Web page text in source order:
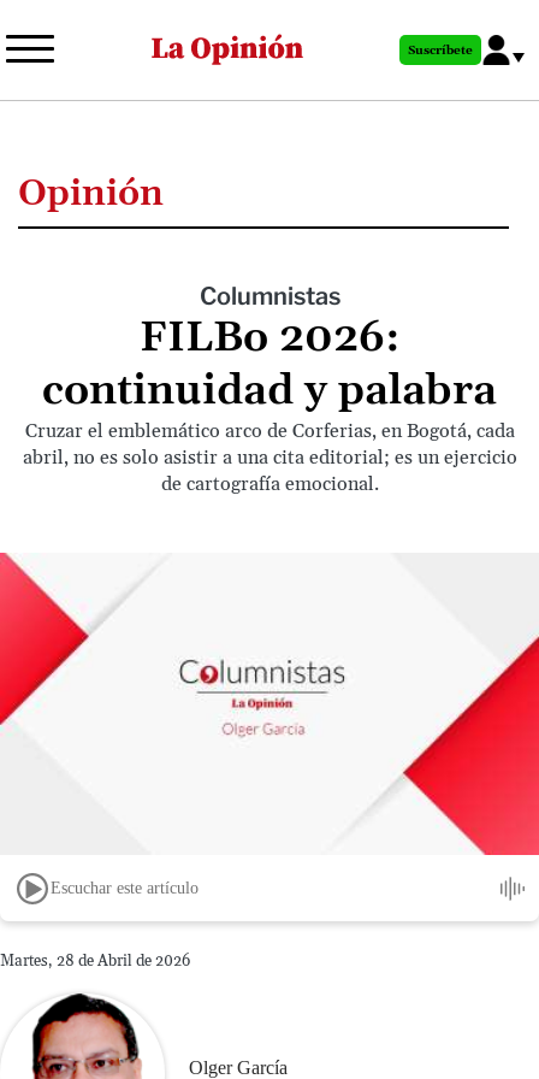
al
principal
Suscríbete
Opinión
Columnistas
FILBo 2026:
continuidad y palabra
Cruzar el emblemático arco de Corferias, en Bogotá, cada
abril, no es solo asistir a una cita editorial; es un ejercicio
de cartografía emocional.
Escuchar este artículo
Martes, 28 de Abril de 2026
Olger García